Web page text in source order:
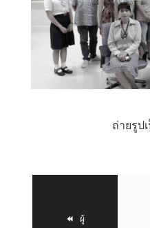
ถ่ายรูป
ผู้